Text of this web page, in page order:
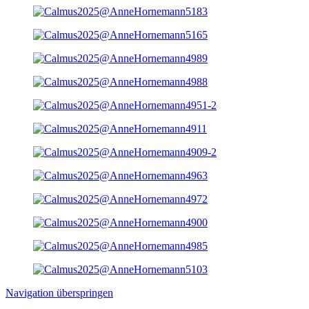
Navigation überspringen